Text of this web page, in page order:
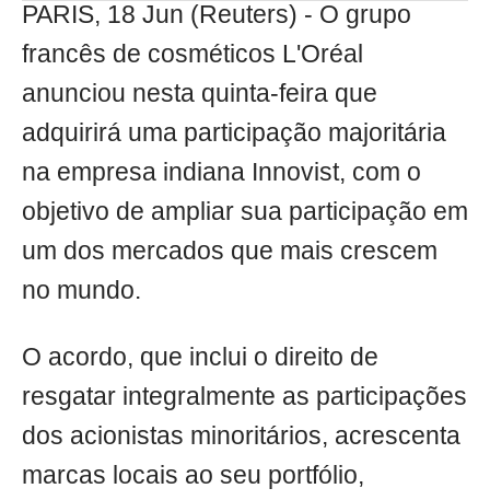
PARIS, 18 Jun (Reuters) - O grupo
francês de cosméticos L'Oréal
anunciou nesta quinta-feira que
adquirirá uma participação majoritária
na empresa indiana Innovist, com o
objetivo de ampliar sua participação em
um dos mercados que mais crescem
no mundo.
O acordo, que inclui o direito de
resgatar integralmente as participações
dos acionistas minoritários, acrescenta
marcas locais ao seu portfólio,